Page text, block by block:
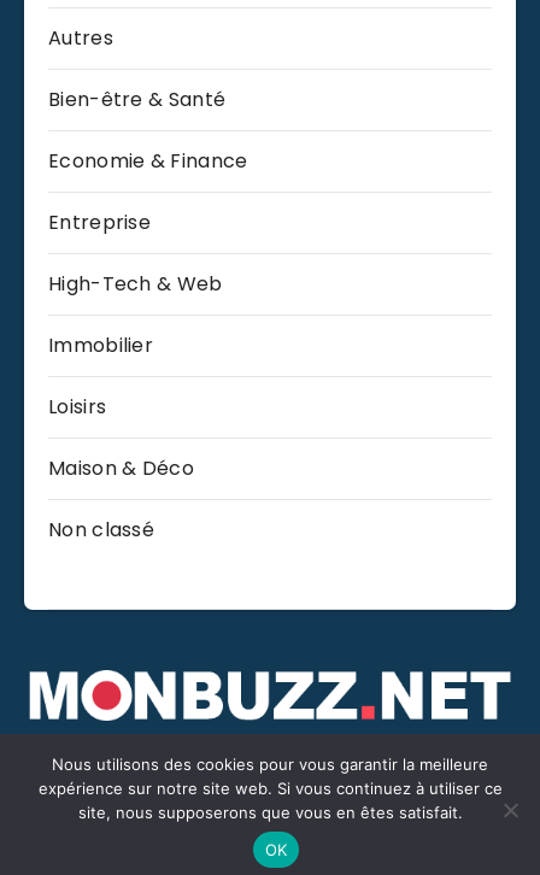
Autres
Bien-être & Santé
Economie & Finance
Entreprise
High-Tech & Web
Immobilier
Loisirs
Maison & Déco
Non classé
©Monbuzz.net -Mentions légales-Contact
WordPress Theme by EstudioPatagon
Nous utilisons des cookies pour vous garantir la meilleure
expérience sur notre site web. Si vous continuez à utiliser ce
site, nous supposerons que vous en êtes satisfait.
OK